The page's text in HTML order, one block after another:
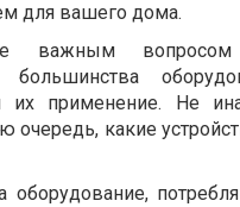
для вашего дома.
важным
большинства
их применение. Не
очередь, какие
оборудование,